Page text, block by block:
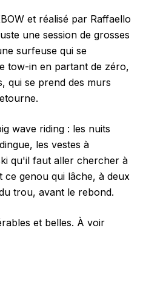
et réalisé par Raffaello
une session de grosses
surfeuse qui se
tow-in en partant de zéro,
qui se prend des murs
wave riding : les nuits
les vestes à
qu'il faut aller chercher à
ce genou qui lâche, à deux
trou, avant le rebond.
et belles. À voir